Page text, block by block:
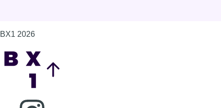
BX1 2026
Consulter page Instagram